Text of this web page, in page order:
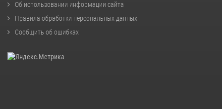
Об использовании информации сайта
Правила обработки персональных данных
Сообщить об ошибках